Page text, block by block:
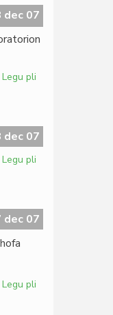
kaj
la
Civito
dec 07
Legu pli
festas
pro
dec 07
Legu pli
dec 07
Legu pli